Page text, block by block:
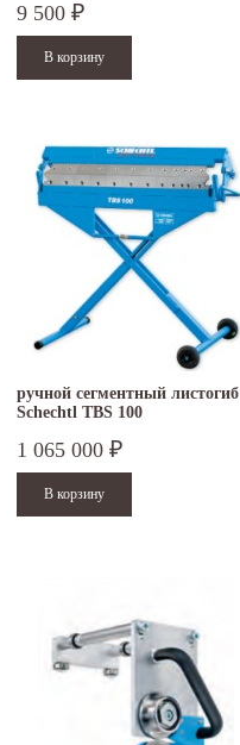
9 500 ₽
ручной сегментный листогиб
Schechtl TBS 100
1 065 000 ₽